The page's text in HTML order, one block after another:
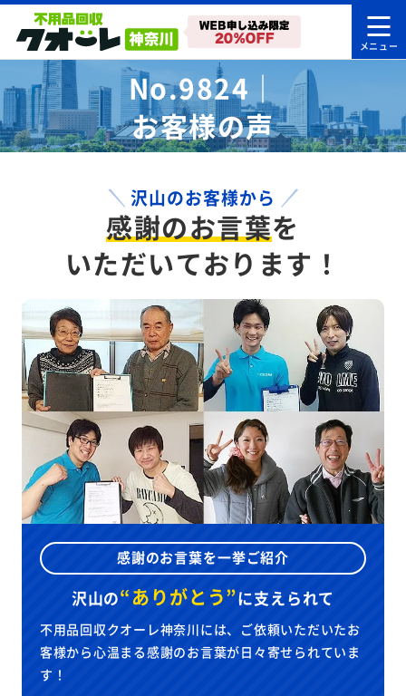
No.9824｜
お客様の声
沢山のお客様から
感謝のお言葉を
いただいております！
感謝のお言葉を一挙ご紹介
沢山の“ありがとう”に支えられて
不用品回収クオーレ神奈川には、ご依頼いただいたお
客様から心温まる感謝のお言葉が日々寄せられていま
す！